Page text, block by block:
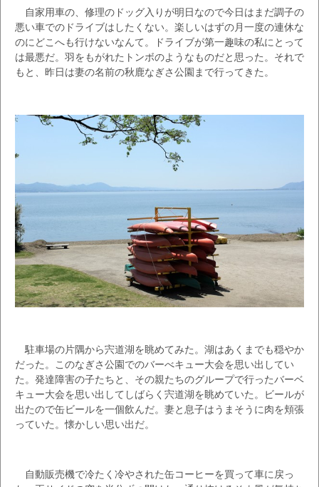
自家用車の、修理のドッグ入りが明日なので今日はまだ調子の
悪い車でのドライブはしたくない。楽しいはずの月一度の連休な
のにどこへも行けないなんて。ドライブが第一趣味の私にとって
は最悪だ。羽をもがれたトンボのようなものだと思った。それで
もと、昨日は妻の名前の秋鹿なぎさ公園まで行ってきた。
駐車場の片隅から宍道湖を眺めてみた。湖はあくまでも穏やか
だった。このなぎさ公園でのバーべキュー大会を思い出してい
た。発達障害の子たちと、その親たちのグループで行ったバーベ
キュー大会を思い出してしばらく宍道湖を眺めていた。ビールが
出たので缶ビールを一個飲んだ。妻と息子はうまそうに肉を頬張
っていた。懐かしい思い出だ。
自動販売機で冷たく冷やされた缶コーヒーを買って車に戻っ